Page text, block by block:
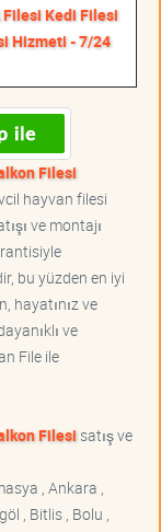
Kedi Filesi
Hizmeti - 7/24
Filesi
hayvan filesi
ve montajı
bu yüzden en iyi
hayatınız ve
ve
File ile
Filesisatış ve
, Ankara ,
, Bitlis , Bolu ,